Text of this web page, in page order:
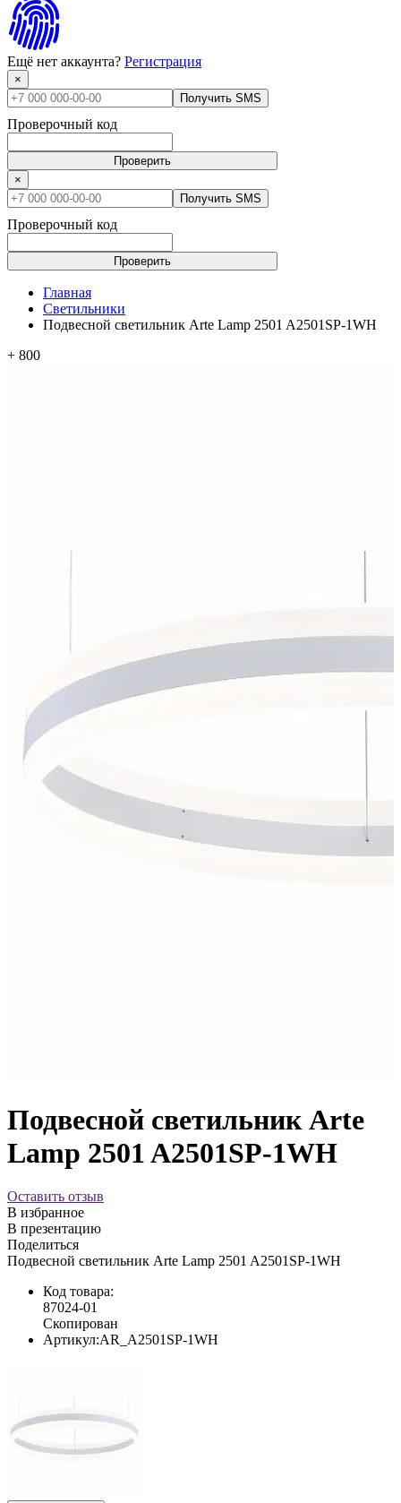
Ещё нет аккаунта? Регистрация
×
Получить SMS
Проверочный код
Проверить
×
Получить SMS
Проверочный код
Проверить
Главная
Светильники
Подвесной светильник Arte Lamp 2501 A2501SP-1WH
+ 800
Подвесной светильник Arte
Lamp 2501 A2501SP-1WH
Оставить отзыв
В избранное
В презентацию
Поделиться
Подвесной светильник Arte Lamp 2501 A2501SP-1WH
Код товара:
87024-01
Скопирован
Артикул:AR_A2501SP-1WH